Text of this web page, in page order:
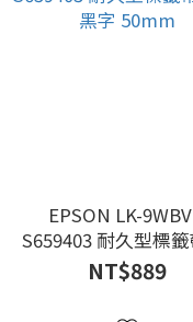
EPSON LK-
S659403 耐久型標
底黑字 50mm
NT$889